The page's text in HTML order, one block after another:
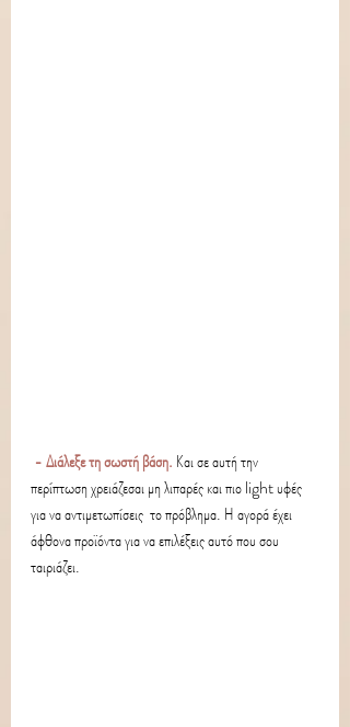
- Διάλεξε τη σωστή βάση. Και σε αυτή την
περίπτωση χρειάζεσαι μη λιπαρές και πιο light υφές
για να αντιμετωπίσεις  το πρόβλημα. Η αγορά έχει
άφθονα προϊόντα για να επιλέξεις αυτό που σου
ταιριάζει.